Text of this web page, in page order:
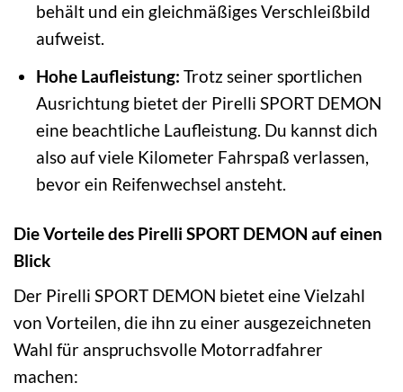
behält und ein gleichmäßiges Verschleißbild
aufweist.
Hohe Laufleistung: Trotz seiner sportlichen
Ausrichtung bietet der Pirelli SPORT DEMON
eine beachtliche Laufleistung. Du kannst dich
also auf viele Kilometer Fahrspaß verlassen,
bevor ein Reifenwechsel ansteht.
Die Vorteile des Pirelli SPORT DEMON auf einen
Blick
Der Pirelli SPORT DEMON bietet eine Vielzahl
von Vorteilen, die ihn zu einer ausgezeichneten
Wahl für anspruchsvolle Motorradfahrer
machen: